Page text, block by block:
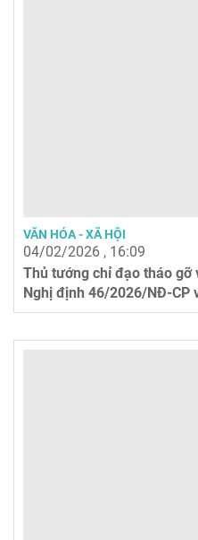
VĂN HÓA - XÃ HỘI
04/02/2026 , 16:09
Thủ tướng chỉ đạo tháo
Nghị định 46/2026/NĐ-CP